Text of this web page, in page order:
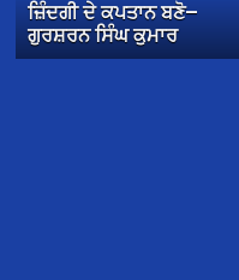
ਜ਼ਿੰਦਗੀ ਦੇ ਕਪਤਾਨ ਬਣੋ—
ਗੁਰਸ਼ਰਨ ਸਿੰਘ ਕੁਮਾਰ